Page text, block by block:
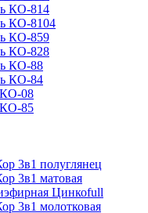
КО-814
КО-8104
КО-859
КО-828
КО-88
КО-84
КО-08
КО-85
3в1 полуглянец
3в1 матовая
Цинкоfull
3в1 молотковая